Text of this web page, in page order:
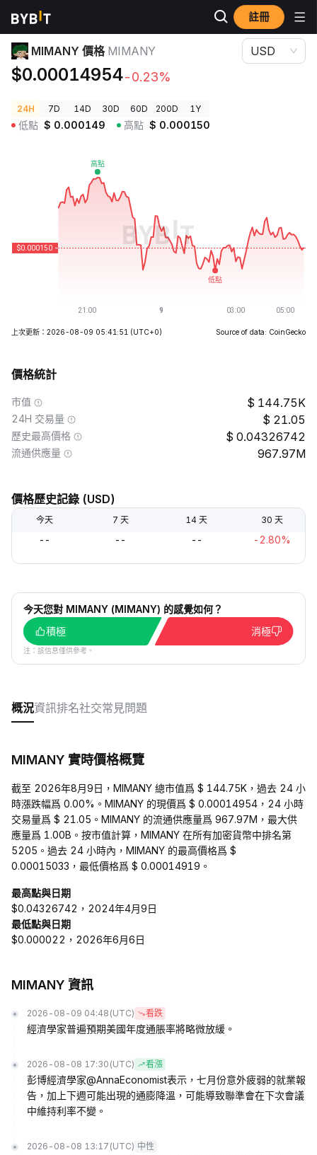
註冊
加密貨幣價格
MIMANY 價格 MIMANY
$0.00014954-0.23%
USD
24H 7D 14D 30D 60D 200D 1Y
低點 $ 0.000149 高點 $ 0.000150
上次更新：2026-08-09 05:41:51 (UTC+0) Source of data: CoinGecko
價格統計
市值 144.75K
24H 交易量 21.05
歷史最高價格 0.04326742
流通供應量 967.97M
價格歷史記錄 (USD)
今天 7 天 14 天 30 天
-- -- -- -2.80%
今天您對 MIMANY (MIMANY) 的感覺如何？
積極
消極
注：該信息僅供參考。
概況資訊排名社交常見問題
MIMANY 實時價格概覽
截至 2026年8月9日，MIMANY 總市值爲 $ 144.75K，過去 24 小
時漲跌幅爲 0.00%。MIMANY 的現價爲 $ 0.00014954，24 小時
交易量爲 $ 21.05。MIMANY 的流通供應量爲 967.97M，最大供
應量爲 1.00B。按市值計算，MIMANY 在所有加密貨幣中排名第
5205。過去 24 小時內，MIMANY 的最高價格爲 $
0.00015033，最低價格爲 $ 0.00014919。
最高點與日期
$0.04326742，2024年4月9日
最低點與日期
$0.000022，2026年6月6日
MIMANY 資訊
2026-08-09 04:48 (UTC) 看跌
經濟學家普遍預期美國年度通脹率將略微放緩。
2026-08-08 17:30 (UTC) 看漲
彭博經濟學家@AnnaEconomist表示，七月份意外疲弱的就業報
告，加上下週可能出現的通膨降溫，可能導致聯準會在下次會議
中維持利率不變。
2026-08-08 13:17 (UTC) 中性